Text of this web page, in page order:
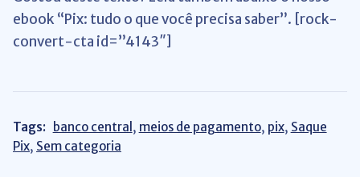
ebook “Pix: tudo o que você precisa saber”. [rock-
convert-cta id=”4143″]
Tags: banco central , meios de pagamento, pix, Saque
Pix, Sem categoria